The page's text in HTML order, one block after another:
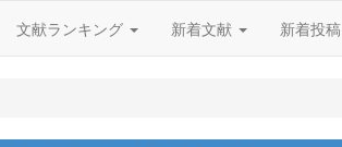
文献ランキング 新着文献 新着投稿